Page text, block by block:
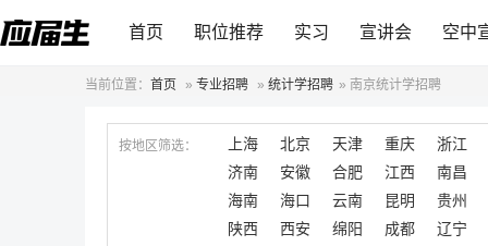
首页 职位推荐 实习 宣讲会 空中
当前位置： 首页 » 专业招聘 » 统计学招聘 » 南京统计学招聘
按地区筛选： 上海 北京 天津 重庆
浙江
济南
安徽 合肥 江西
南昌
海南
海口 云南 昆明
贵州
陕西
西安 绵阳 成都
辽宁